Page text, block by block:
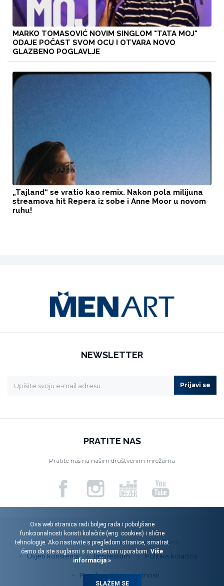
MARKO TOMASOVIĆ NOVIM SINGLOM "TATA MOJ"
ODAJE POČAST SVOM OCU I OTVARA NOVO
GLAZBENO POGLAVLJE
„Tajland“ se vratio kao remix. Nakon pola milijuna
streamova hit Repera iz sobe i Anne Moor u novom
ruhu!
NEWSLETTER
Prijavi se
PRATITE NAS
Pratite nas na našim društvenim mrežama
Menart d.o.o. © 2026. Sva prava pridržana.
Uvjeti korištenja
Impressum Politika kolačića
Pravila zaštite privatnosti
Ova web stranica radi boljeg rada i poboljšane
funkcionalnosti koristi kolačiće (eng. cookies) i slične
tehnologije. Ako nastavite s pregledom stranice, smatrat
ćemo da ste suglasni s navedenom uporabom. Više
informacija »
SLAŽEM SE